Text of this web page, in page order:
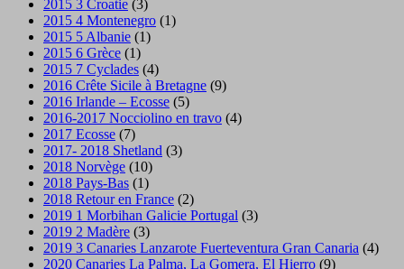
2015 3 Croatie (3)
2015 4 Montenegro (1)
2015 5 Albanie (1)
2015 6 Grèce (1)
2015 7 Cyclades (4)
2016 Crête Sicile à Bretagne (9)
2016 Irlande – Ecosse (5)
2016-2017 Nocciolino en travo (4)
2017 Ecosse (7)
2017- 2018 Shetland (3)
2018 Norvège (10)
2018 Pays-Bas (1)
2018 Retour en France (2)
2019 1 Morbihan Galicie Portugal (3)
2019 2 Madère (3)
2019 3 Canaries Lanzarote Fuerteventura Gran Canaria (4)
2020 Canaries La Palma, La Gomera, El Hierro (9)